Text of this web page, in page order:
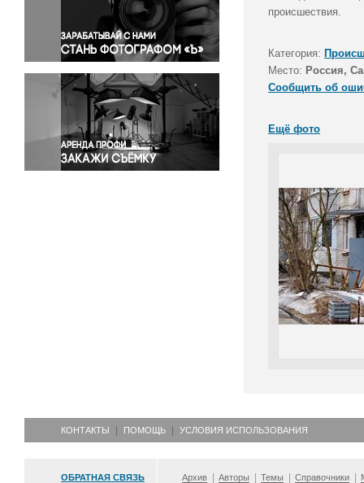
Правосудие
Происшествия и конфликты
Религия
Светская жизнь
Спорт
Экология
Экономика и бизнес
происшествия.
Категория:
Место: Россия,
Сообщить об
Ещё фото
КОНТАКТЫ ПОМОЩЬ УСЛОВИЯ ИСПОЛЬЗОВАНИЯ
ОБРАТНАЯ СВЯЗЬ Архив Авторы Темы Справочники